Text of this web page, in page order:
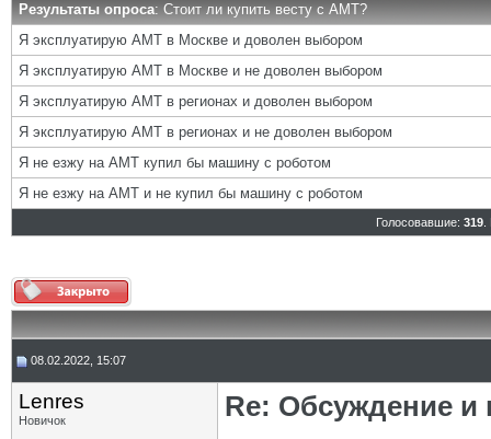
Результаты опроса: Стоит ли купить весту с АМТ?
Я эксплуатирую АМТ в Москве и доволен выбором
Я эксплуатирую АМТ в Москве и не доволен выбором
Я эксплуатирую АМТ в регионах и доволен выбором
Я эксплуатирую АМТ в регионах и не доволен выбором
Я не езжу на АМТ купил бы машину с роботом
Я не езжу на АМТ и не купил бы машину с роботом
Голосовавшие: 319.
08.02.2022, 15:07
Lenres
Новичок
Re: Обсуждение